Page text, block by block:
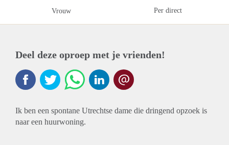
Vrouw Per direct
Deel deze oproep met je vrienden!
Ik ben een spontane Utrechtse dame die dringend opzoek is
naar een huurwoning.